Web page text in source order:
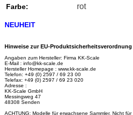
Farbe: rot
NEUHEIT
Hinweise zur EU-Produktsicherheitsverordnung
Angaben zum Hersteller: Firma KK-Scale
E-Mail : info@kk-scale.de
Hersteller Homepage : www.kk-scale.de
Telefon: +49 (0) 2597 / 69 23 00
Telefax: +49 (0) 2597 / 69 23 020
Adresse :
KK-Scale GmbH
Messingweg 47
48308 Senden
ACHTUNG: Modelle für erwachsene Sammler. Nicht für